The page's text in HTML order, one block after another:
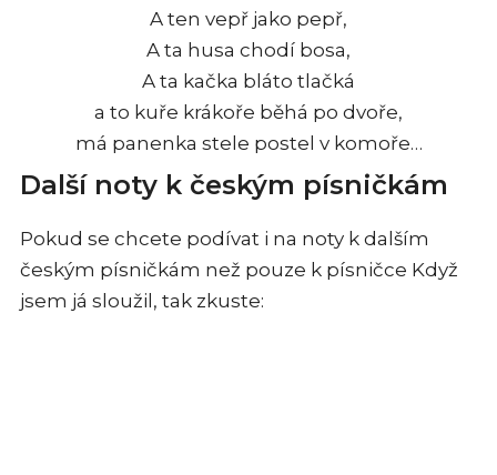
A ten vepř jako pepř,
A ta husa chodí bosa,
A ta kačka bláto tlačká
a to kuře krákoře běhá po dvoře,
má panenka stele postel v komoře…
Další noty k českým písničkám
Pokud se chcete podívat i na noty k dalším
českým písničkám než pouze k písničce Když
jsem já sloužil, tak zkuste: